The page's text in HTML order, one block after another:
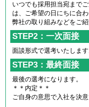
いつでも採用担当宛まで
は、ご希望の日にちに合
弊社の取り組みなどをご
STEP2：一次面接
面談形式で選考いたします
STEP3：最終面接
最後の選考になります。
＊＊内定＊＊
ご自身の意思で入社を決